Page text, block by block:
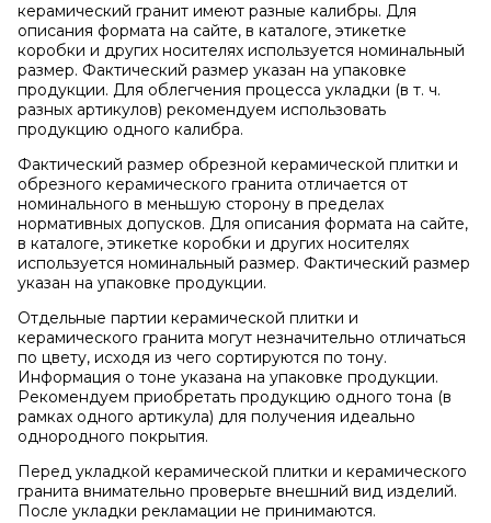
керамический гранит имеют разные калибры. Для
описания формата на сайте, в каталоге, этикетке
коробки и других носителях используется номинальный
размер. Фактический размер указан на упаковке
продукции. Для облегчения процесса укладки (в т. ч.
разных артикулов) рекомендуем использовать
продукцию одного калибра.
Фактический размер обрезной керамической плитки и
обрезного керамического гранита отличается от
номинального в меньшую сторону в пределах
нормативных допусков. Для описания формата на сайте,
в каталоге, этикетке коробки и других носителях
используется номинальный размер. Фактический размер
указан на упаковке продукции.
Отдельные партии керамической плитки и
керамического гранита могут незначительно отличаться
по цвету, исходя из чего сортируются по тону.
Информация о тоне указана на упаковке продукции.
Рекомендуем приобретать продукцию одного тона (в
рамках одного артикула) для получения идеально
однородного покрытия.
Перед укладкой керамической плитки и керамического
гранита внимательно проверьте внешний вид изделий.
После укладки рекламации не принимаются.